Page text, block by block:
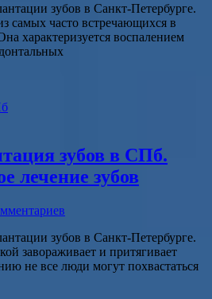
зубов в Санкт-Петербурге.
самых часто встречающихся в
характеризуется воспалением
зубов в СПб.
лечение зубов
зубов в Санкт-Петербурге.
завораживает и притягивает
не все люди могут похвастаться